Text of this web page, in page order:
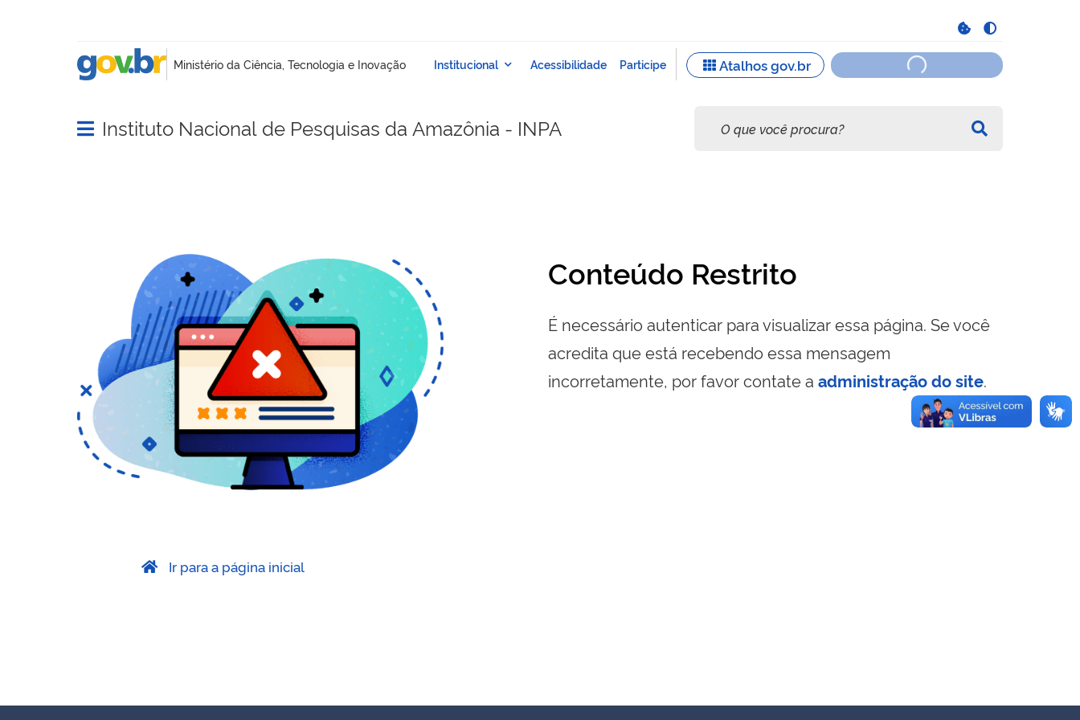
Abrir menu principal de navegação
Instituto Nacional de Pesquisas da Amazônia - INPA
Conteúdo Restrito
É necessário autenticar para visualizar essa página. Se você
acredita que está recebendo essa mensagem
incorretamente, por favor contate a administração do site.
Ir para a página inicial